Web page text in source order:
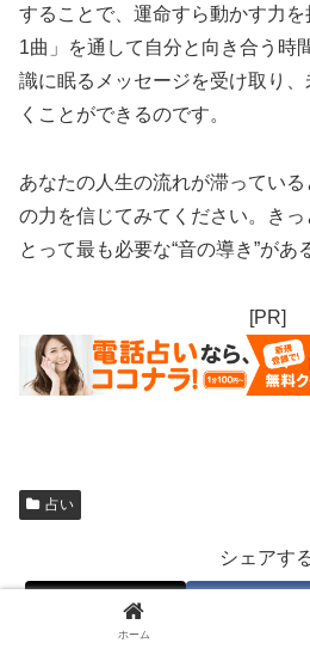
することで、運命すら動かす力
1曲」を通して自分と向き合う時
識に眠るメッセージを受け取り
くことができるのです。
あなたの人生の流れが滞ってい
の力を信じてみてください。き
とって最も必要な“音の導き”があ
[PR]
占い
シェアす
ホーム